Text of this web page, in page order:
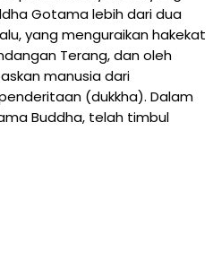
Gotama lebih dari dua
yang menguraikan hakekat
Terang, dan oleh
manusia dari
(dukkha). Dalam
Buddha, telah timbul